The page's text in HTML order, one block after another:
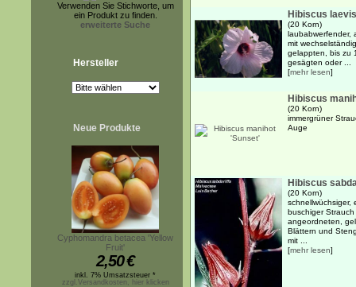
Verwenden Sie Stichworte, um
ein Produkt zu finden.
erweiterte Suche
Hersteller
Neue Produkte
Cyphomandra betacea 'Yellow
Fruit'
2,50€
inkl. 7% Umsatzsteuer *
zzgl.Versandkosten, hier klicken
Hibiscus laevis
(20 Korn)
laubabwerfender,
mit
gelappten, bis zu
gesägten oder ...
[mehr lesen]
Hibiscus
(20 Korn)
immergrüner
Auge
Hibiscus
(20 Korn)
schnellwüchsiger,
buschiger
angeordneten,
Blättern und
mit ...
[mehr lesen]